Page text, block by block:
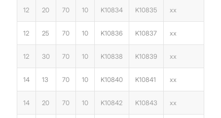
12 20 70 10 K10834 K10835 xx
12 25 70 10 K10836 K10837 xx
12 30 70 10 K10838 K10839 xx
14 13 70 10 K10840 K10841 xx
14 20 70 10 K10842 K10843 xx